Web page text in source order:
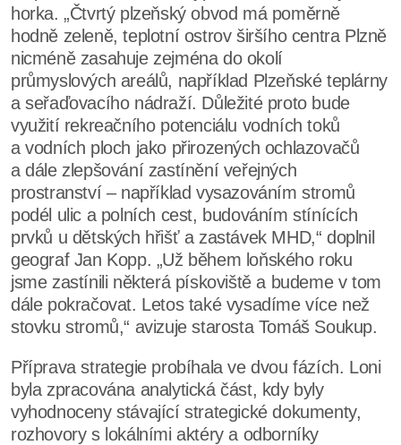
horka. „Čtvrtý plzeňský obvod má poměrně
hodně zeleně, teplotní ostrov širšího centra Plzně
nicméně zasahuje zejména do okolí
průmyslových areálů, například Plzeňské teplárny
a seřaďovacího nádraží. Důležité proto bude
využití rekreačního potenciálu vodních toků
a vodních ploch jako přirozených ochlazovačů
a dále zlepšování zastínění veřejných
prostranství – například vysazováním stromů
podél ulic a polních cest, budováním stínících
prvků u dětských hřišť a zastávek MHD,“ doplnil
geograf Jan Kopp. „Už během loňského roku
jsme zastínili některá pískoviště a budeme v tom
dále pokračovat. Letos také vysadíme více než
stovku stromů,“ avizuje starosta Tomáš Soukup.
Příprava strategie probíhala ve dvou fázích. Loni
byla zpracována analytická část, kdy byly
vyhodnoceny stávající strategické dokumenty,
rozhovory s lokálními aktéry a odborníky